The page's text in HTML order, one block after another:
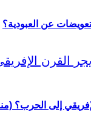
عن العبودية؟
إلى الحرب؟